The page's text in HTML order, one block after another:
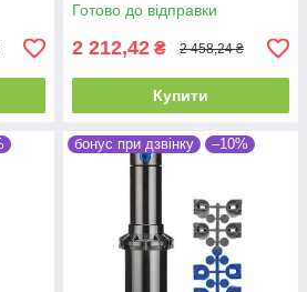
Готово до відправки
2 212,42 ₴ 2 458,24 ₴
Купити
бонус при дзвінку –10%